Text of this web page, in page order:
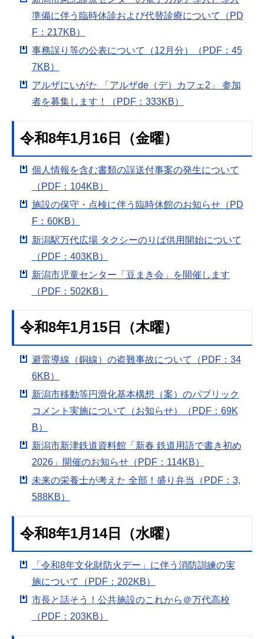
準備に伴う臨時休診および代替診療について（PD
F：217KB）
事務誤り等の公表について（12月分）（PDF：45
7KB）
アルザにいがた 「アルザde（デ）カフェ2」 参加
者を募集します！（PDF：333KB）
令和8年1月16日（金曜）
個人情報を含む書類の誤送付事案の発生について
（PDF：104KB）
施設の保守・点検に伴う臨時休館のお知らせ（PD
F：60KB）
新潟駅万代広場 タクシーのりば供用開始について
（PDF：403KB）
新潟市児童センター「豆まき会」を開催します
（PDF：502KB）
令和8年1月15日（木曜）
避雷導線（銅線）の盗難事故について（PDF：34
6KB）
新潟市移動等円滑化基本構想（案）のパブリック
コメント実施について（お知らせ）（PDF：69K
B）
新潟市新津鉄道資料館「新春 鉄道用語で書き初め
2026」開催のお知らせ（PDF：114KB）
未来の栄養士が考えた 全部！盛り弁当（PDF：3,
588KB）
令和8年1月14日（水曜）
「令和8年文化財防火デー」に伴う消防訓練の実
施について（PDF：202KB）
市長と話そう！公共施設のこれから＠万代高校
（PDF：203KB）